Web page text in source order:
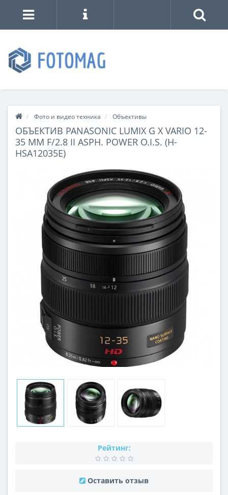
Фото и видео техника Объективы
ОБЪЕКТИВ PANASONIC LUMIX G X VARIO 12-
35 MM F/2.8 II ASPH. POWER O.I.S. (H-
HSA12035E)
Рейтинг:
Оставить отзыв